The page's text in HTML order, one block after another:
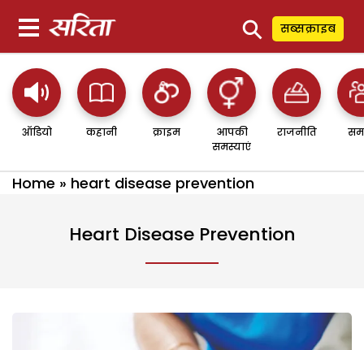
⚲ सब्सक्राइब
ऑडियो कहानी क्राइम
आपकी
समस्याएं
राजनीति
Home » heart disease prevention
Heart Disease Prevention